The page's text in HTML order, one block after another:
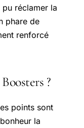
pu réclamer la
phare de
renforcé
?
points sont
la